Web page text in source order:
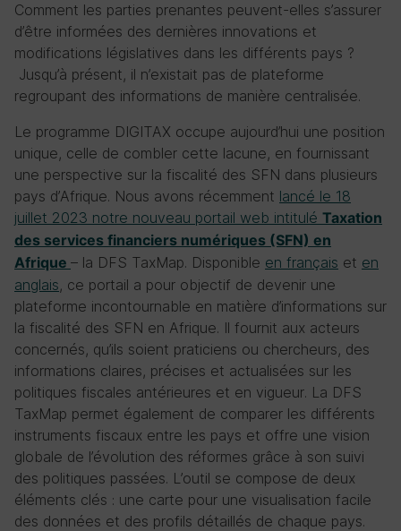
Comment les parties prenantes peuvent-elles s’assurer
d’être informées des dernières innovations et
modifications législatives dans les différents pays ?
Jusqu’à présent, il n’existait pas de plateforme
regroupant des informations de manière centralisée.
Le programme DIGITAX occupe aujourd’hui une position
unique, celle de combler cette lacune, en fournissant
une perspective sur la fiscalité des SFN dans plusieurs
pays d’Afrique. Nous avons récemment lancé le 18
juillet 2023 notre nouveau portail web intitulé Taxation
des services financiers numériques (SFN) en
Afrique – la DFS TaxMap. Disponible en français et en
anglais, ce portail a pour objectif de devenir une
plateforme incontournable en matière d’informations sur
la fiscalité des SFN en Afrique. Il fournit aux acteurs
concernés, qu’ils soient praticiens ou chercheurs, des
informations claires, précises et actualisées sur les
politiques fiscales antérieures et en vigueur. La DFS
TaxMap permet également de comparer les différents
instruments fiscaux entre les pays et offre une vision
globale de l’évolution des réformes grâce à son suivi
des politiques passées. L’outil se compose de deux
éléments clés : une carte pour une visualisation facile
des données et des profils détaillés de chaque pays.